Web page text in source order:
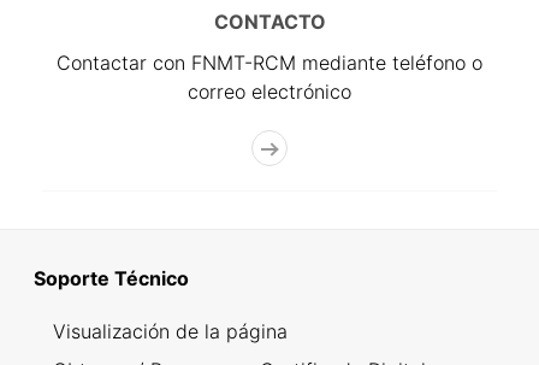
CONTACTO
Contactar con FNMT-RCM mediante teléfono o
correo electrónico
Soporte Técnico
Visualización de la página